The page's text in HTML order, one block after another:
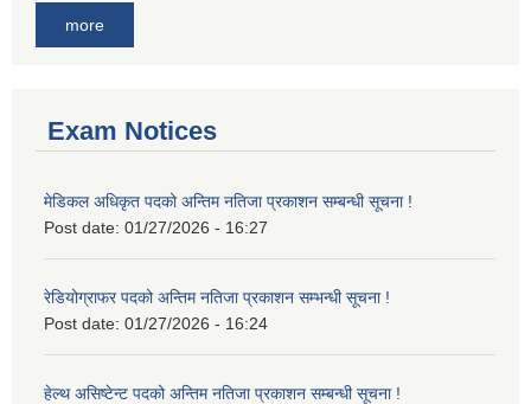
more
Exam Notices
मेडिकल अधिकृत पदको अन्तिम नतिजा प्रकाशन सम्बन्धी सूचना !
Post date: 01/27/2026 - 16:27
रेडियोग्राफर पदको अन्तिम नतिजा प्रकाशन सम्भन्धी सूचना !
Post date: 01/27/2026 - 16:24
हेल्थ असिष्टेन्ट पदको अन्तिम नतिजा प्रकाशन सम्बन्धी सूचना !